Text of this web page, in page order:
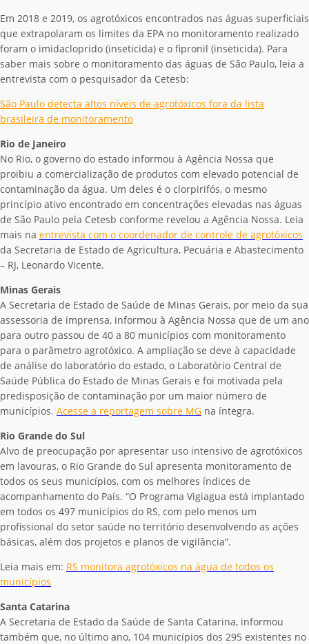
Em 2018 e 2019, os agrotóxicos encontrados nas águas superficiais
que extrapolaram os limites da EPA no monitoramento realizado
foram o imidacloprido (inseticida) e o fipronil (inseticida). Para
saber mais sobre o monitoramento das águas de São Paulo, leia a
entrevista com o pesquisador da Cetesb:
São Paulo detecta altos níveis de agrotóxicos fora da lista
brasileira de monitoramento
Rio de Janeiro
No Rio, o governo do estado informou à Agência Nossa que
proibiu a comercialização de produtos com elevado potencial de
contaminação da água. Um deles é o clorpirifós, o mesmo
princípio ativo encontrado em concentrações elevadas nas águas
de São Paulo pela Cetesb conforme revelou a Agência Nossa. Leia
mais na entrevista com o coordenador de controle de agrotóxicos
da Secretaria de Estado de Agricultura, Pecuária e Abastecimento
– RJ, Leonardo Vicente.
Minas Gerais
A Secretaria de Estado de Saúde de Minas Gerais, por meio da sua
assessoria de imprensa, informou à Agência Nossa que de um ano
para outro passou de 40 a 80 municípios com monitoramento
para o parâmetro agrotóxico. A ampliação se deve à capacidade
de análise do laboratório do estado, o Laboratório Central de
Saúde Pública do Estado de Minas Gerais e foi motivada pela
predisposição de contaminação por um maior número de
municípios. Acesse a reportagem sobre MG na íntegra.
Rio Grande do Sul
Alvo de preocupação por apresentar uso intensivo de agrotóxicos
em lavouras, o Rio Grande do Sul apresenta monitoramento de
todos os seus municípios, com os melhores índices de
acompanhamento do País. “O Programa Vigiagua está implantado
em todos os 497 municípios do RS, com pelo menos um
profissional do setor saúde no território desenvolvendo as ações
básicas, além dos projetos e planos de vigilância”.
Leia mais em: RS monitora agrotóxicos na água de todos os
municípios
Santa Catarina
A Secretaria de Estado da Saúde de Santa Catarina, informou
também que, no último ano, 104 municípios dos 295 existentes no